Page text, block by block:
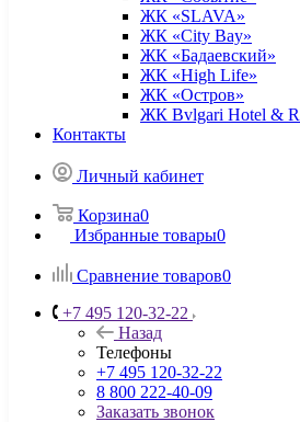
ЖК «SLAVA»
ЖК «City Bay»
ЖК «Бадаевский»
ЖК «High Life»
ЖК «Остров»
ЖК Bvlgari Hotel &
Контакты
Личный кабинет
Корзина0
Избранные товары0
Сравнение товаров0
+7 495 120-32-22
Назад
Телефоны
+7 495 120-32-22
8 800 222-40-09
Заказать звонок